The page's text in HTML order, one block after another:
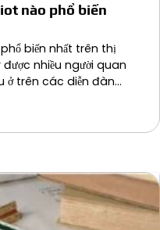
nào phổ biến
biến nhất trên thị
nhiều người quan
ở trên các diễn đàn…